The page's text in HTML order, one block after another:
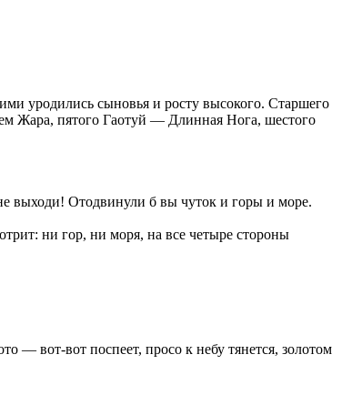
уродились сыновья и росту высокого. Старшего
Жара, пятого Гаотуй — Длинная Нога, шестого
выходи! Отодвинули б вы чуток и горы и море.
ни гор, ни моря, на все четыре стороны
— вот-вот поспеет, просо к небу тянется, золотом